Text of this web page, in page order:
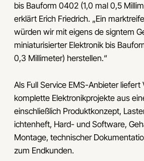
bis Bauform 0402 (1,0 mal 0,5
erklärt Erich Friedrich. „Ein
würden wir mit eigens de signtem
miniaturisierter Elektronik bis
0,3 Millimeter) herstellen.“
Als Full Service EMS-Anbieter liefert
komplette Elektronikprojekte aus
einschließlich Produktkonzept,
ichtenheft, Hard- und Software,
Montage, technischer
zum Endkunden.